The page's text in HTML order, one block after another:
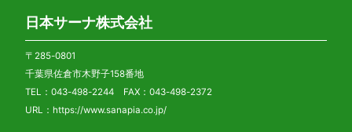
日本サーナ株式会社
〒285-0801
千葉県佐倉市木野子158番地
TEL：043-498-2244 FAX：043-498-2372
URL： https://www.sanapia.co.jp/